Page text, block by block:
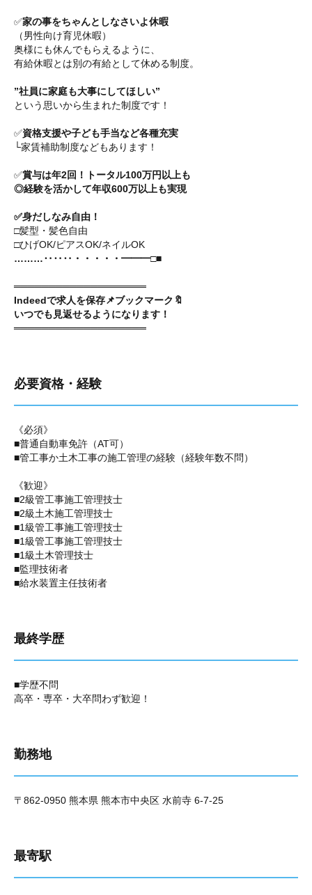
✅家の事をちゃんとしなさいよ休暇
（男性向け育児休暇）
奥様にも休んでもらえるように、
有給休暇とは別の有給として休める制度。
”社員に家庭も大事にしてほしい”
という思いから生まれた制度です！
✅資格支援や子ども手当など各種充実
└家賃補助制度などもあります！
✅賞与は年2回！トータル100万円以上も
◎経験を活かして年収600万以上も実現
✅身だしなみ自由！
□髪型・髪色自由
□ひげOK/ピアスOK/ネイルOK
………‥‥‥・・・・・━━━□■
═══════════════════
Indeedで求人を保存📌ブックマーク🔖
いつでも見返せるようになります！
═══════════════════
必要資格・経験
《必須》
■普通自動車免許（AT可）
■管工事か土木工事の施工管理の経験（経験年数不問）
《歓迎》
■2級管工事施工管理技士
■2級土木施工管理技士
■1級管工事施工管理技士
■1級管工事施工管理技士
■1級土木管理技士
■監理技術者
■給水装置主任技術者
最終学歴
■学歴不問
高卒・専卒・大卒問わず歓迎！
勤務地
〒862-0950 熊本県 熊本市中央区 水前寺 6-7-25
最寄駅